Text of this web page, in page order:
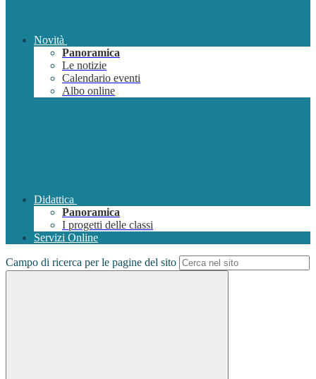
Novità
Panoramica
Le notizie
Calendario eventi
Albo online
Didattica
Panoramica
I progetti delle classi
Servizi Online
Campo di ricerca per le pagine del sito